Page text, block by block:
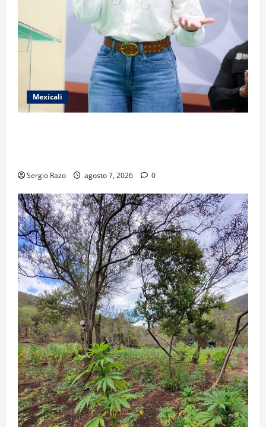
Mexicali
Sergio Razo agosto 7, 2026 0